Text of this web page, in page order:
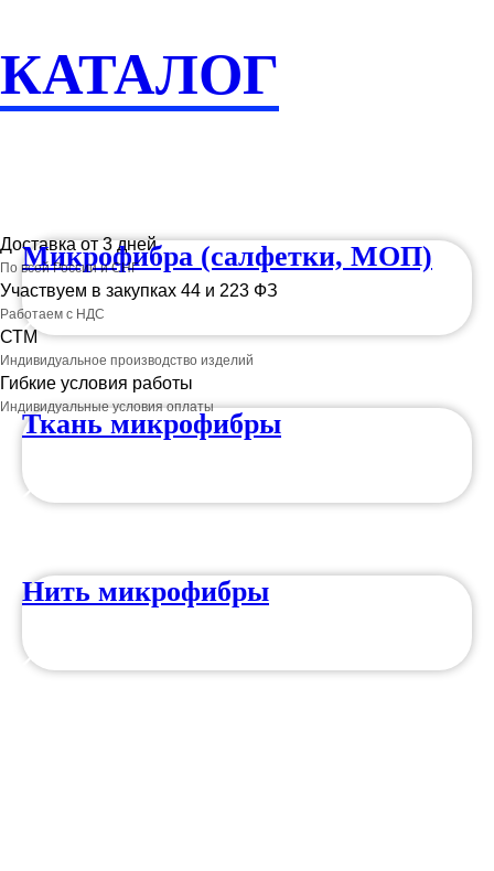
Доставка от 3 дней
По всей России и СНГ
Участвуем в закупках 44 и 223 ФЗ
Работаем с НДС
СТМ
Индивидуальное производство изделий
Гибкие условия работы
Индивидуальные условия оплаты
КАТАЛОГ
Микрофибра (салфетки, МОП)
Ткань микрофибры
Нить микрофибры